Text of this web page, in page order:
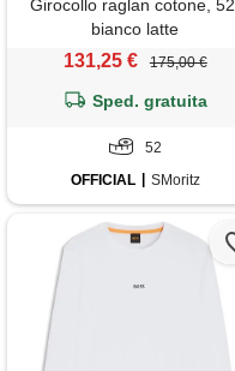
Girocollo raglan cotone, 52,
bianco latte
131,25 € 175,00 €
Sped. gratuita
52
OFFICIAL
SMoritz